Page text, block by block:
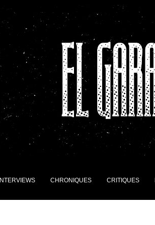
INTERVIEWS CHRONIQUES CRITIQUES